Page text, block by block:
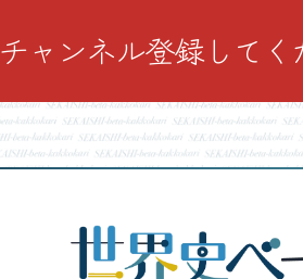
チャンネル登録して